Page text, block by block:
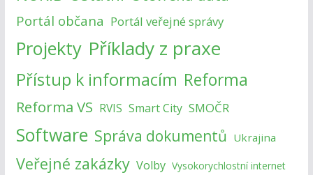
Portál občana Portál veřejné správy
Projekty Příklady z praxe
Přístup k informacím Reforma
Reforma VS RVIS Smart City SMOČR
Software Správa dokumentů Ukrajina
Veřejné zakázky Volby Vysokorychlostní internet